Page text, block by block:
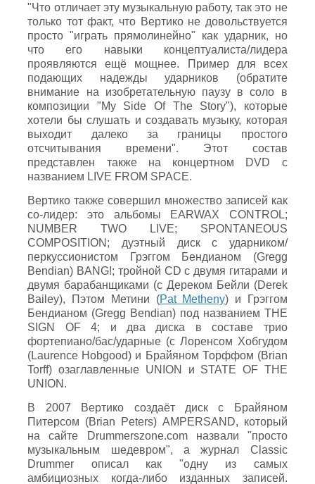
"Что отличает эту музыкальную работу, так это не
только тот факт, что Вертико не довольствуется
просто "играть прямолинейно" как ударник, но
что его навыки концептуалиста/лидера
проявляются ещё мощнее. Пример для всех
подающих надежды ударников (обратите
внимание на изобретательную паузу в соло в
композиции "My Side Of The Story"), которые
хотели бы слушать и создавать музыку, которая
выходит далеко за границы простого
отсчитывания времени". Этот состав
представлен также на концертном DVD с
названием LIVE FROM SPACE.
Вертико также совершил множество записей как
со-лидер: это альбомы EARWAX CONTROL;
NUMBER TWO LIVE; SPONTANEOUS
COMPOSITION; дуэтный диск с ударником/
перкуссионистом Грэггом Бендианом (Gregg
Bendian) BANG!; тройной CD с двумя гитарами и
двумя барабанщиками (с Дереком Бейли (Derek
Bailey), Пэтом Метини (Pat Metheny) и Грэггом
Бендианом (Gregg Bendian) под названием THE
SIGN OF 4; и два диска в составе трио
фортепиано/бас/ударные (с Лоренсом Хобгудом
(Laurence Hobgood) и Брайяном Торффом (Brian
Torff) озаглавленные UNION и STATE OF THE
UNION.
В 2007 Вертико создаёт диск с Брайяном
Питерсом (Brian Peters) AMPERSAND, который
на сайте Drummerszone.com назвали "просто
музыкальным шедевром", а журнал Classic
Drummer описал как "одну из самых
амбициозных когда-либо изданных записей.